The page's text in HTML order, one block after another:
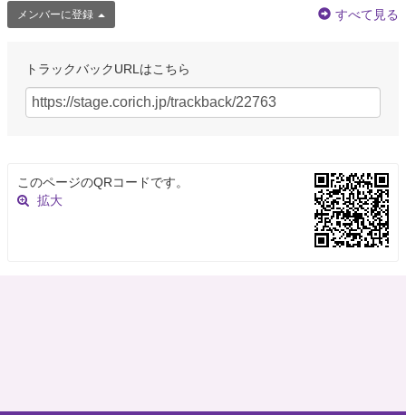
メンバーに登録 すべて見る
トラックバックURLはこちら
このページのQRコードです。
拡大